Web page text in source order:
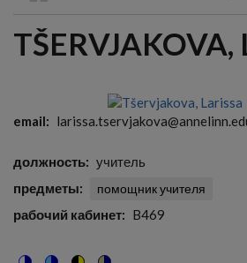
СТРОКА
НАВИГАЦИИ
TŠERVJAKOVA,
email
должность
учитель
предметы
помощник учителя
рабочий кабинет B469